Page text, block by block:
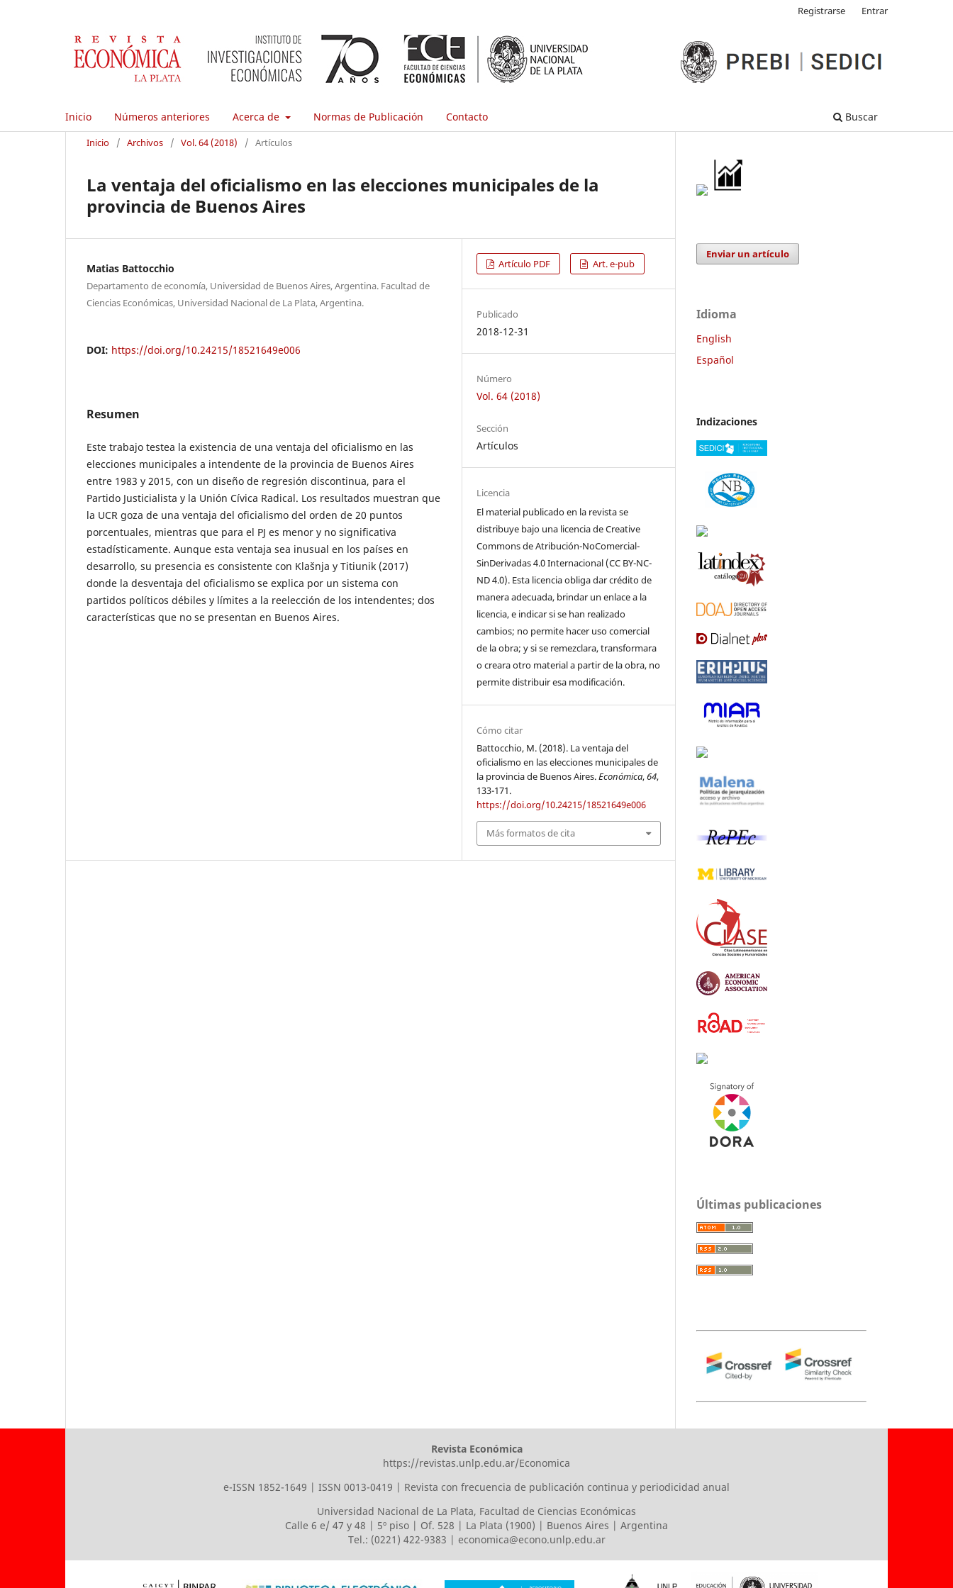
Inicio Números anteriores Acerca de Normas de Publicación Contacto Buscar
Registrarse Entrar
Inicio / Archivos / Vol. 64 (2018) / Artículos
La ventaja del oficialismo en las elecciones municipales de la
provincia de Buenos Aires
Matias Battocchio
Departamento de economía, Universidad de Buenos Aires, Argentina. Facultad de
Ciencias Económicas, Universidad Nacional de La Plata, Argentina.
DOI: https://doi.org/10.24215/18521649e006
Resumen
Este trabajo testea la existencia de una ventaja del oficialismo en las
elecciones municipales a intendente de la provincia de Buenos Aires
entre 1983 y 2015, con un diseño de regresión discontinua, para el
Partido Justicialista y la Unión Cívica Radical. Los resultados muestran que
la UCR goza de una ventaja del oficialismo del orden de 20 puntos
porcentuales, mientras que para el PJ es menor y no significativa
estadísticamente. Aunque esta ventaja sea inusual en los países en
desarrollo, su presencia es consistente con Klašnja y Titiunik (2017)
donde la desventaja del oficialismo se explica por un sistema con
partidos políticos débiles y límites a la reelección de los intendentes; dos
características que no se presentan en Buenos Aires.
Artículo PDF Art. e-pub
Publicado
2018-12-31
Número
Vol. 64 (2018)
Sección
Artículos
Licencia
El material publicado en la revista se
distribuye bajo una licencia de Creative
Commons de Atribución-NoComercial-
SinDerivadas 4.0 Internacional (CC BY-NC-
ND 4.0). Esta licencia obliga dar crédito de
manera adecuada, brindar un enlace a la
licencia, e indicar si se han realizado
cambios; no permite hacer uso comercial
de la obra; y si se remezclara, transformara
o creara otro material a partir de la obra, no
permite distribuir esa modificación.
Cómo citar
Battocchio, M. (2018). La ventaja del
oficialismo en las elecciones municipales de
la provincia de Buenos Aires.Económica,64,
133-171.
https://doi.org/10.24215/18521649e006
Más formatos de cita
Enviar un artículo
Idioma
English
Español
Indizaciones
Últimas publicaciones
Revista Económica
https://revistas.unlp.edu.ar/Economica
e-ISSN 1852-1649 | ISSN 0013-0419 | Revista con frecuencia de publicación continua y periodicidad anual
Universidad Nacional de La Plata, Facultad de Ciencias Económicas
Calle 6 e/ 47 y 48 | 5º piso | Of. 528 | La Plata (1900) | Buenos Aires | Argentina
Tel.: (0221) 422-9383 | economica@econo.unlp.edu.ar